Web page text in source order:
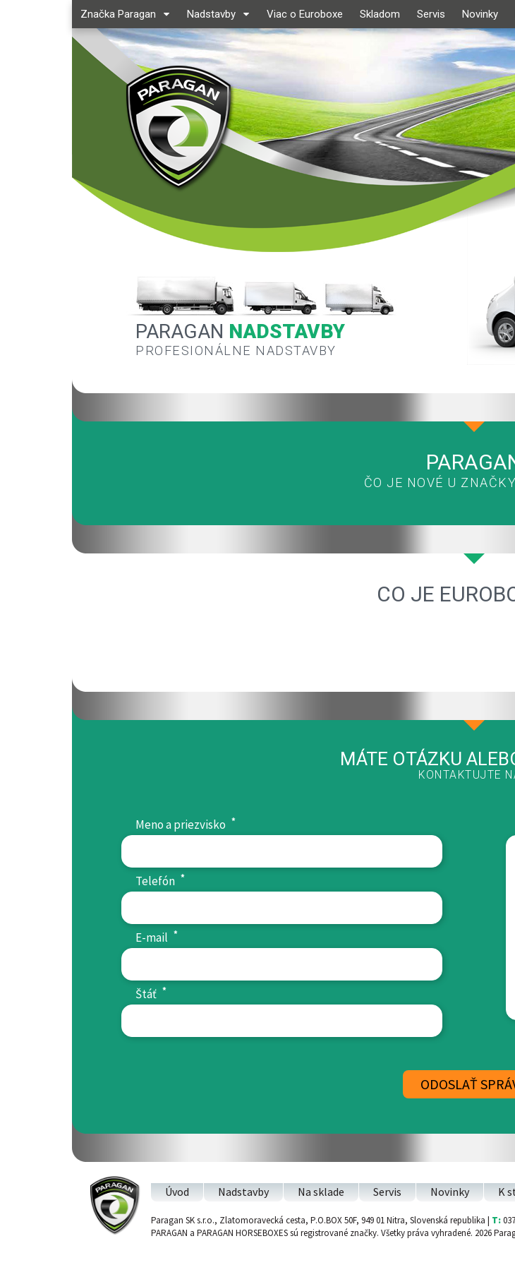
Značka Paragan Nadstavby Viac o Euroboxe Skladom Servis
Novinky
PARAGAN NADSTAVBY
PROFESIONÁLNE NADSTAVBY
ČO JE NOVÉ U
CO JE
MÁTE OTÁZKU
KONTAKTUJTE
Meno a priezvisko *
Telefón *
E-mail *
Štáť *
Úvod Nadstavby Na sklade Servis Novinky K
Paragan SK s.r.o., Zlatomoravecká cesta, P.O.BOX 50F, 949 01 Nitra, Slovenská republika | T:
PARAGAN a PARAGAN HORSEBOXES sú registrované značky. Všetky práva vyhradené. 2026